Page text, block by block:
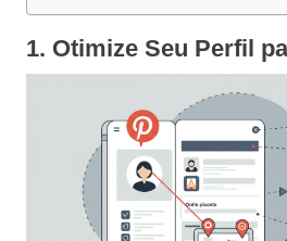
1. Otimize Seu Perfil